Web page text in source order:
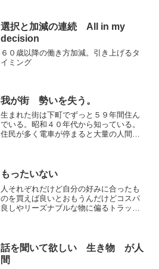
数あるけどだったらどこから財源を持っ
てくるの？元々財源はあっ...
選択と加減の連続 All in my
decision
６０歳以降の働き方加減。引き上げるタ
イミング
我が街 勢いを失う。
生まれた街は下町でずっと５９年間住ん
でいる。昭和４０年代から知っている。
住民が多く電車が停まると大量の人間が
０年代平日うちのおばあち...
もったいない
人それぞれだけど自分の好みに合ったも
のを買えば良いとおもうんだけどコスパ
良しやリーズナブルな物に偏るトラッド
は板 バッグ ウエア ...
話を聞いて欲しい 生き物 が人
間